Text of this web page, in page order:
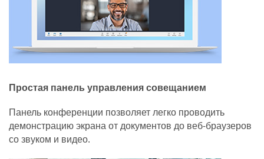
Простая панель управления совещанием
Панель конференции позволяет легко проводить
демонстрацию экрана от документов до веб-браузеров
со звуком и видео.